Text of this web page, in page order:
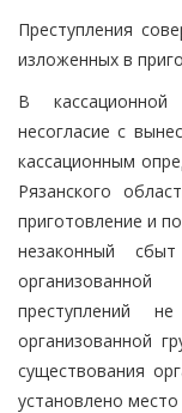
Преступления
изложенных в
В
несогласие с
кассационным
Рязанского
приготовление и
незаконный
преступлений
организованной
существования
установлено